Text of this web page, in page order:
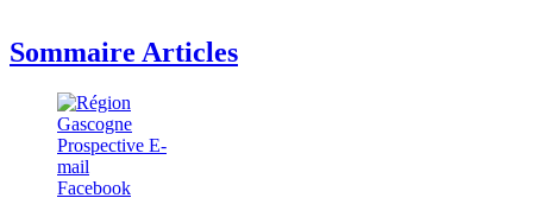
Sommaire Articles